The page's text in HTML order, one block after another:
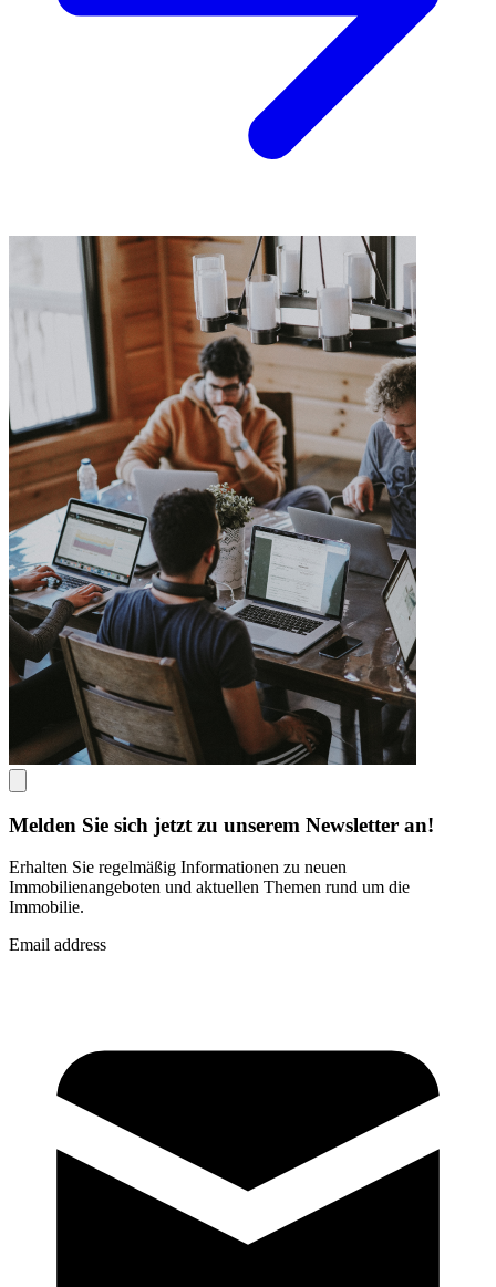
Melden Sie sich jetzt zu unserem Newsletter an!
Erhalten Sie regelmäßig Informationen zu neuen
Immobilienangeboten und aktuellen Themen rund um die
Immobilie.
Email address